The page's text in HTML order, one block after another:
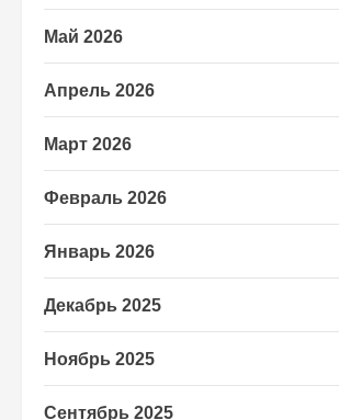
Май 2026
Апрель 2026
Март 2026
Февраль 2026
Январь 2026
Декабрь 2025
Ноябрь 2025
Сентябрь 2025